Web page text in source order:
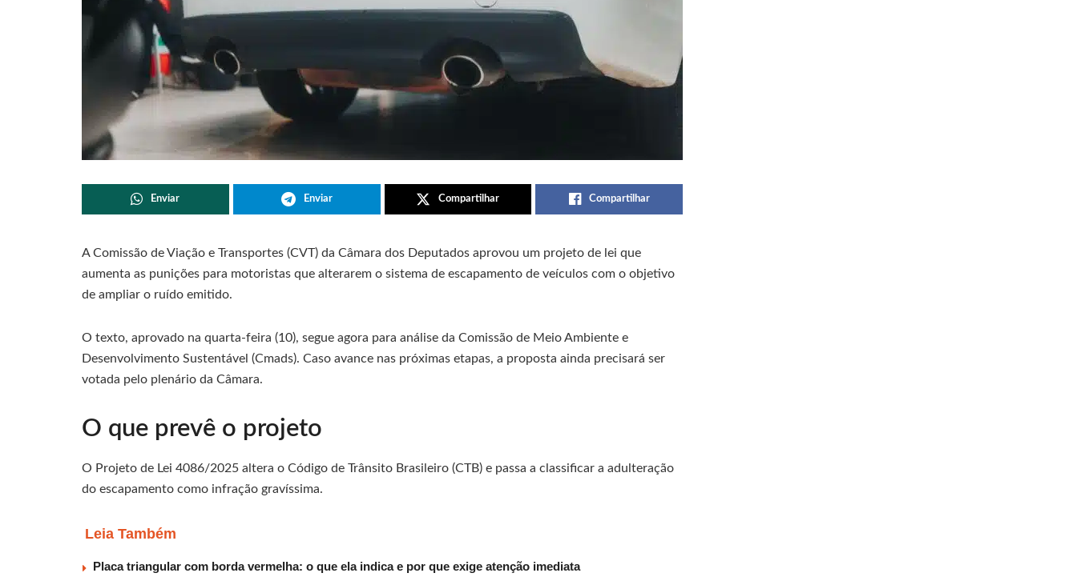
Enviar Enviar Compartilhar Compartilhar
A Comissão de Viação e Transportes (CVT) da Câmara dos Deputados aprovou um projeto de lei que
aumenta as punições para motoristas que alterarem o sistema de escapamento de veículos com o objetivo
de ampliar o ruído emitido.
O texto, aprovado na quarta-feira (10), segue agora para análise da Comissão de Meio Ambiente e
Desenvolvimento Sustentável (Cmads). Caso avance nas próximas etapas, a proposta ainda precisará ser
votada pelo plenário da Câmara.
O que prevê o projeto
O Projeto de Lei 4086/2025 altera o Código de Trânsito Brasileiro (CTB) e passa a classificar a adulteração
do escapamento como infração gravíssima.
Leia Também
Placa triangular com borda vermelha: o que ela indica e por que exige atenção imediata